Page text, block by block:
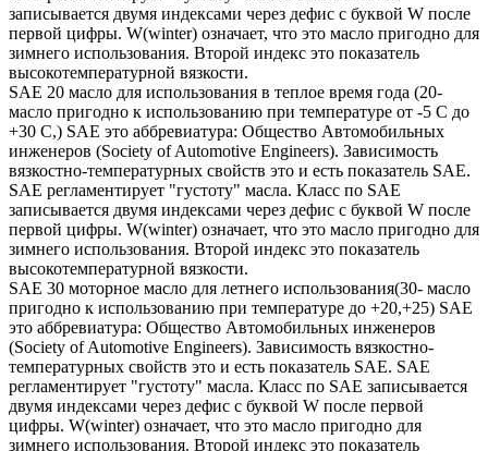
записывается двумя индексами через дефис с буквой W после
первой цифры. W(winter) означает, что это масло пригодно для
зимнего использования. Второй индекс это показатель
высокотемпературной вязкости.
SAE 20 масло для использования в теплое время года (20-
масло пригодно к использованию при температуре от -5 С до
+30 С,) SAE это аббревиатура: Общество Автомобильных
инженеров (Society of Automotive Engineers). Зависимость
вязкостно-температурных свойств это и есть показатель SAE.
SAE регламентирует "густоту" масла. Класс по SAE
записывается двумя индексами через дефис с буквой W после
первой цифры. W(winter) означает, что это масло пригодно для
зимнего использования. Второй индекс это показатель
высокотемпературной вязкости.
SAE 30 моторное масло для летнего использования(30- масло
пригодно к использованию при температуре до +20,+25) SAE
это аббревиатура: Общество Автомобильных инженеров
(Society of Automotive Engineers). Зависимость вязкостно-
температурных свойств это и есть показатель SAE. SAE
регламентирует "густоту" масла. Класс по SAE записывается
двумя индексами через дефис с буквой W после первой
цифры. W(winter) означает, что это масло пригодно для
зимнего использования. Второй индекс это показатель